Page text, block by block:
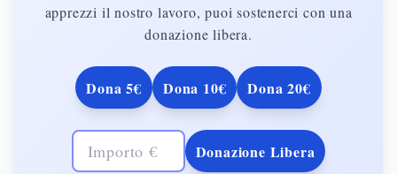
apprezzi il nostro lavoro, puoi sostenerci con una
donazione libera.
Dona5€ Dona 10€ Dona20€
Donazione Libera